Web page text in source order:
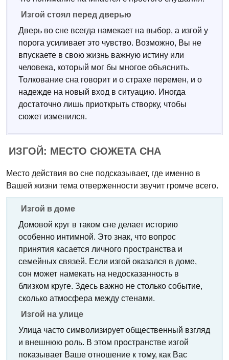
Изгой стоял перед дверью
Дверь во сне всегда намекает на выбор, а изгой у
порога усиливает это чувство. Возможно, Вы не
впускаете в свою жизнь важную истину или
человека, который мог бы многое объяснить.
Толкование сна говорит и о страхе перемен, и о
надежде на новый вход в ситуацию. Иногда
достаточно лишь приоткрыть створку, чтобы
сюжет изменился.
ИЗГОЙ: МЕСТО СЮЖЕТА СНА
Место действия во сне подсказывает, где именно в
Вашей жизни тема отверженности звучит громче всего.
Изгой в доме
Домовой круг в таком сне делает историю
особенно интимной. Это знак, что вопрос
принятия касается личного пространства и
семейных связей. Если изгой оказался в доме,
сон может намекать на недосказанность в
близком круге. Здесь важно не столько событие,
сколько атмосфера между стенами.
Изгой на улице
Улица часто символизирует общественный взгляд
и внешнюю роль. В этом пространстве изгой
показывает Ваше отношение к тому, как Вас